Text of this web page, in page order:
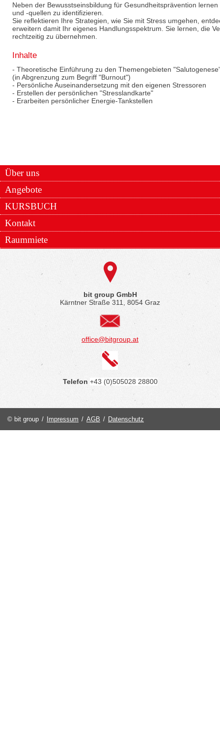
Neben der Bewusstseinsbildung für Gesundheitsprävention
und -quellen zu identifizieren.
Sie reflektieren Ihre Strategien, wie Sie mit Stress umgehen,
erweitern damit Ihr eigenes Handlungsspektrum. Sie lernen, die
rechtzeitig zu übernehmen.
Inhalte
- Theoretische Einführung zu den Themengebieten
(in Abgrenzung zum Begriff "Burnout")
- Persönliche Auseinandersetzung mit den eigenen Stressoren
- Erstellen der persönlichen "Stresslandkarte"
- Erarbeiten persönlicher Energie-Tankstellen
Über uns
Angebote
KURSBUCH
Kontakt
Raummiete
bit group GmbH
Kärntner Straße 311, 8054 Graz
office@bitgroup.at
Telefon +43 (0)505028 28800
© bit group / Impressum / AGB / Datenschutz